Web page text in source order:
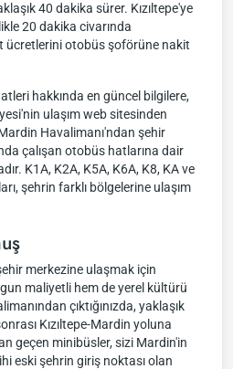
40 dakika sürer. Kızıltepe'ye
20 dakika civarında
ücretlerini otobüs şoförüne nakit
hakkında en güncel bilgilere,
ulaşım web sitesinden
Havalimanı'ndan şehir
çalışan otobüs hatlarına dair
K1A, K2A, K5A, K6A, K8, KA ve
şehrin farklı bölgelerine ulaşım
merkezine ulaşmak için
maliyetli hem de yerel kültürü
çıktığınızda, yaklaşık
Kızıltepe-Mardin yoluna
geçen minibüsler, sizi Mardin'in
eski şehrin giriş noktası olan